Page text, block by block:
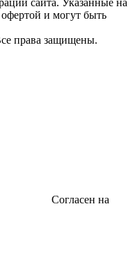
и могут быть
права защищены.
Согласен на